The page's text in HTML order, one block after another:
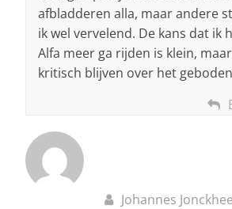
afbladderen alla, maar andere
ik wel vervelend. De kans dat ik
Alfa meer ga rijden is klein,
kritisch blijven over het
Johannes